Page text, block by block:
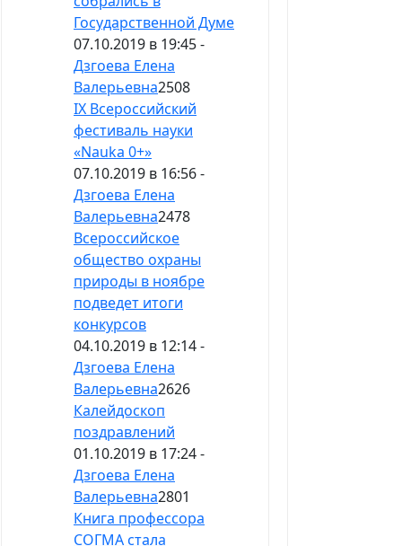
Государственной Думе
07.10.2019 в 19:45 -
Дзгоева Елена
Валерьевна2508
IX Всероссийский
фестиваль науки
«Nauka 0+»
07.10.2019 в 16:56 -
Дзгоева Елена
Валерьевна2478
Всероссийское
общество охраны
природы в ноябре
подведет итоги
конкурсов
04.10.2019 в 12:14 -
Дзгоева Елена
Валерьевна2626
Калейдоскоп
поздравлений
01.10.2019 в 17:24 -
Дзгоева Елена
Валерьевна2801
Книга профессора
СОГМА стала